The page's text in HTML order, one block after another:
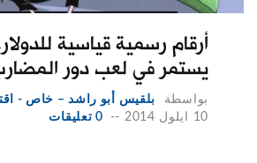
أرقام رسمية قياسية
يستمر في لعب دور
بواسطة بلقيس أبو راشد – خاص -
10 ايلول 2014
-- 0 تعليقات